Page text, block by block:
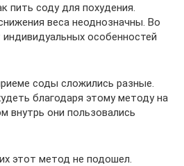
пить соду для похудения.
веса неоднозначны. Во
особенностей
соды сложились разные.
благодаря этому методу на
внутрь они пользовались
этот метод не подошел.